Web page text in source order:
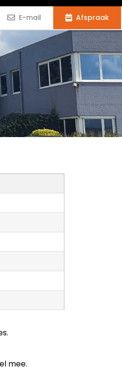
E-mail Afspraak
mee.